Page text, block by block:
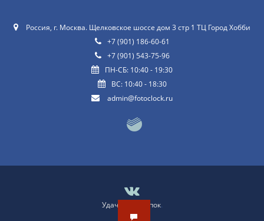
Россия, г. Москва. Щелковское шоссе дом 3 стр 1 ТЦ Город Хобби
+7 (901) 186-60-61
+7 (901) 543-75-96
ПН-СБ: 10:40 - 19:30
ВС: 10:40 - 18:30
admin@fotoclock.ru
Удачных покупок.